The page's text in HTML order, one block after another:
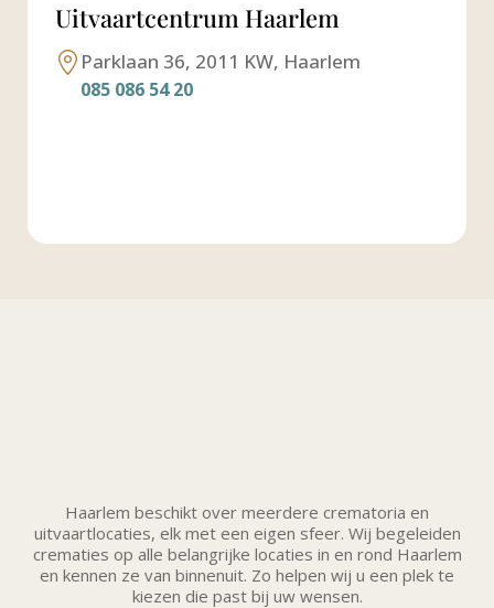
Uitvaartcentrum Haarlem
Parklaan 36, 2011 KW, Haarlem
085 086 54 20
Haarlem beschikt over meerdere crematoria en
uitvaartlocaties, elk met een eigen sfeer. Wij begeleiden
crematies op alle belangrijke locaties in en rond Haarlem
en kennen ze van binnenuit. Zo helpen wij u een plek te
kiezen die past bij uw wensen.